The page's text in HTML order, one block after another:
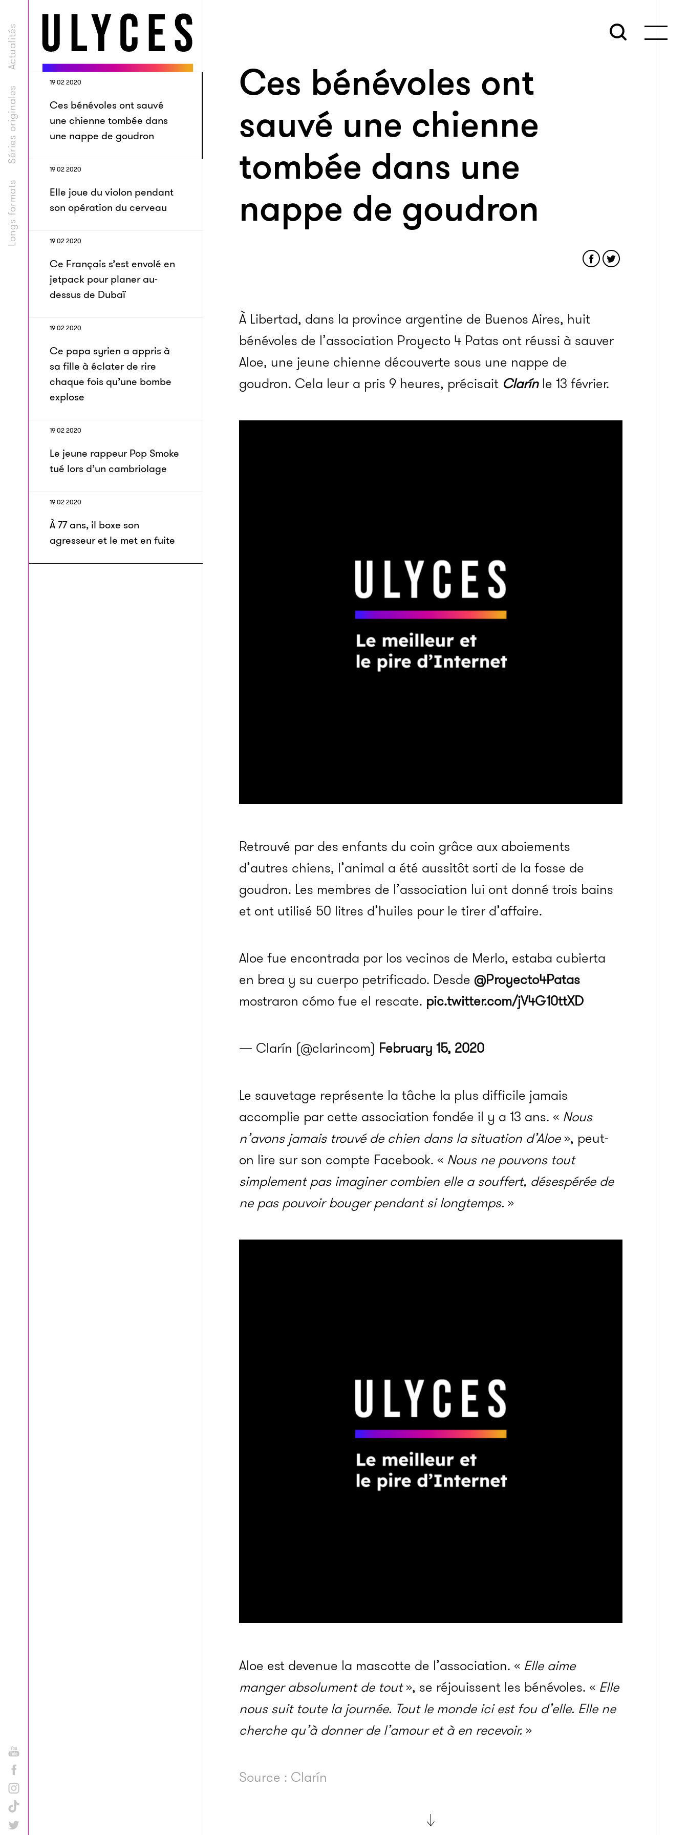
Longs formats
Séries originales
Actualités
19 02 2020
Ces bénévoles ont sauvé
une chienne tombée dans
une nappe de goudron
19 02 2020
Elle joue du violon pendant
son opération du cerveau
19 02 2020
Ce Français s’est envolé en
jetpack pour planer au-
dessus de Dubaï
19 02 2020
Ce papa syrien a appris à
sa fille à éclater de rire
chaque fois qu’une bombe
explose
19 02 2020
Le jeune rappeur Pop Smoke
tué lors d’un cambriolage
19 02 2020
À 77 ans, il boxe son
agresseur et le met en fuite
Ces bénévoles ont
sauvé une chienne
tombée dans une
nappe de goudron
À Libertad, dans la province argentine de Buenos Aires, huit
bénévoles de l’association Proyecto 4 Patas ont réussi à sauver
Aloe, une jeune chienne découverte sous une nappe de
goudron. Cela leur a pris 9 heures, précisait Clarínle 13 février.
Retrouvé par des enfants du coin grâce aux aboiements
d’autres chiens, l’animal a été aussitôt sorti de la fosse de
goudron. Les membres de l’association lui ont donné trois bains
et ont utilisé 50 litres d’huiles pour le tirer d’affaire.
Aloe fue encontrada por los vecinos de Merlo, estaba cubierta
en brea y su cuerpo petrificado. Desde @Proyecto4Patas
mostraron cómo fue el rescate. pic.twitter.com/jV4G10ttXD
— Clarín (@clarincom) February 15, 2020
Le sauvetage représente la tâche la plus difficile jamais
accomplie par cette association fondée il y a 13 ans. « Nous
n’avons jamais trouvé de chien dans la situation d’Aloe», peut-
on lire sur son compte Facebook. « Nous ne pouvons tout
simplement pas imaginer combien elle a souffert, désespérée de
ne pas pouvoir bouger pendant si longtemps. »
Aloe est devenue la mascotte de l’association. « Elle aime
manger absolument de tout», se réjouissent les bénévoles. « Elle
nous suit toute la journée. Tout le monde ici est fou d’elle. Elle ne
cherche qu’à donner de l’amour et à en recevoir. »
Source : Clarín